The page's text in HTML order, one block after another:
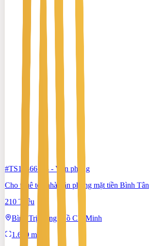
#TS19366183 - Văn phòng
Cho thuê tòa nhà văn phòng mặt tiền Bình Tân
210 Triệu
Bình Trị Đông, Hồ Chí Minh
1.600 m²